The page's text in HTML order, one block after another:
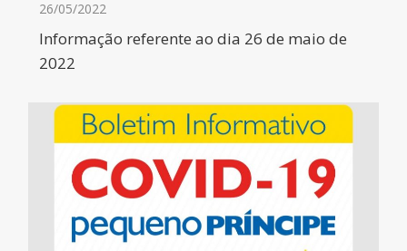
26/05/2022
Informação referente ao dia 26 de maio de
2022